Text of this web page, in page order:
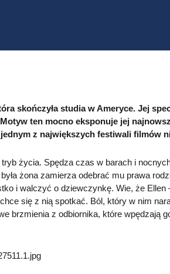
skończyła studia w Ameryce. Jej
ten mocno eksponuje jej
z największych festiwali filmów
życia. Spędza czas w barach i
żona zamierza odebrać mu prawa
i walczyć o dziewczynkę. Wie, że Ellen
się z nią spotkać. Ból, który w nim
brzmienia z odbiornika, które wpędzają